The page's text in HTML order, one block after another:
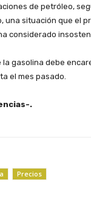
de petróleo,
una situación que el
considerado
la gasolina debe
el mes pasado.
.
Precios